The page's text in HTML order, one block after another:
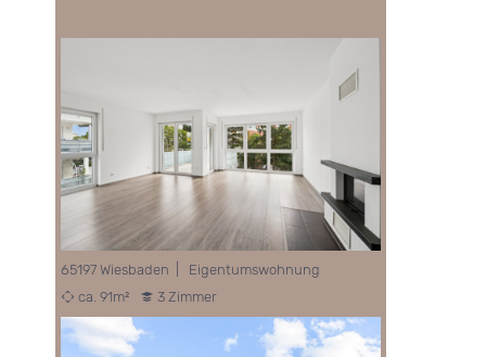
65197 Wiesbaden | Eigentumswohnung
ca. 91m²
3 Zimmer